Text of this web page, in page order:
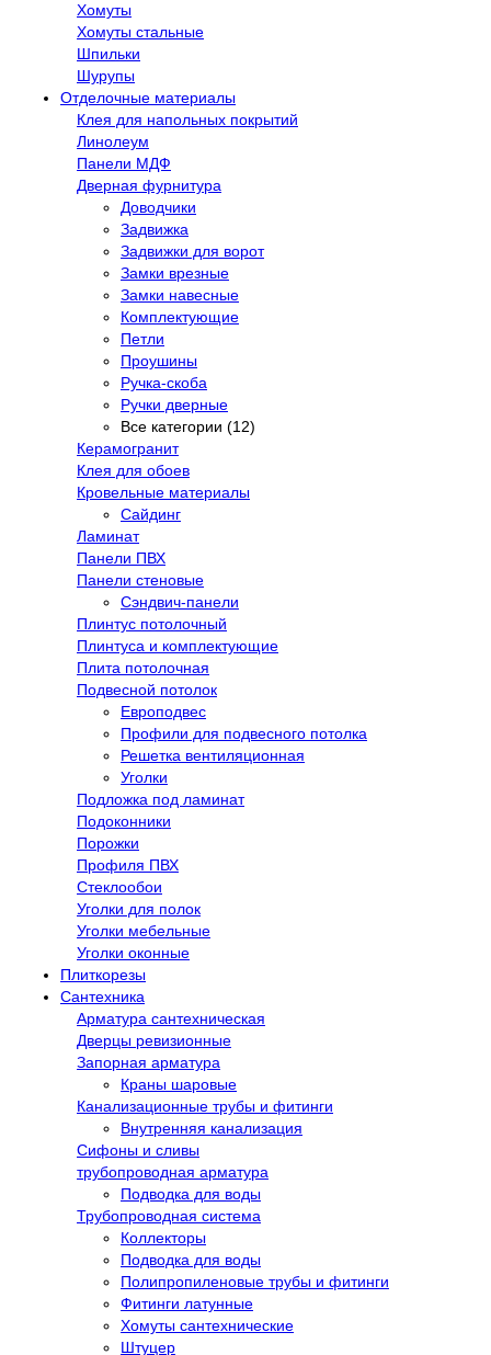
Хомуты
Хомуты стальные
Шпильки
Шурупы
Отделочные материалы
Клея для напольных покрытий
Линолеум
Панели МДФ
Дверная фурнитура
Доводчики
Задвижка
Задвижки для ворот
Замки врезные
Замки навесные
Комплектующие
Петли
Проушины
Ручка-скоба
Ручки дверные
Все категории (12)
Керамогранит
Клея для обоев
Кровельные материалы
Сайдинг
Ламинат
Панели ПВХ
Панели стеновые
Сэндвич-панели
Плинтус потолочный
Плинтуса и комплектующие
Плита потолочная
Подвесной потолок
Европодвес
Профили для подвесного потолка
Решетка вентиляционная
Уголки
Подложка под ламинат
Подоконники
Порожки
Профиля ПВХ
Стеклообои
Уголки для полок
Уголки мебельные
Уголки оконные
Плиткорезы
Сантехника
Арматура сантехническая
Дверцы ревизионные
Запорная арматура
Краны шаровые
Канализационные трубы и фитинги
Внутренняя канализация
Сифоны и сливы
трубопроводная арматура
Подводка для воды
Трубопроводная система
Коллекторы
Подводка для воды
Полипропиленовые трубы и фитинги
Фитинги латунные
Хомуты сантехнические
Штуцер